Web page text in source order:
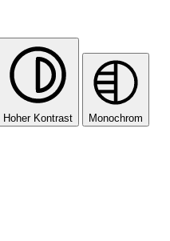
Hoher Kontrast Monochrom